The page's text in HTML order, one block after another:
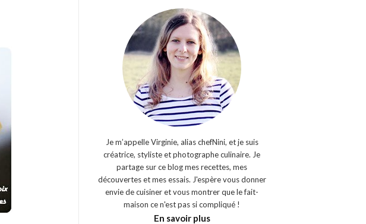
Je m’appelle Virginie, alias chefNini, et je suis
créatrice, styliste et photographe culinaire. Je
partage sur ce blog mes recettes, mes
découvertes et mes essais. J'espère vous donner
envie de cuisiner et vous montrer que le fait-
maison ce n'est pas si compliqué !
En savoir plus